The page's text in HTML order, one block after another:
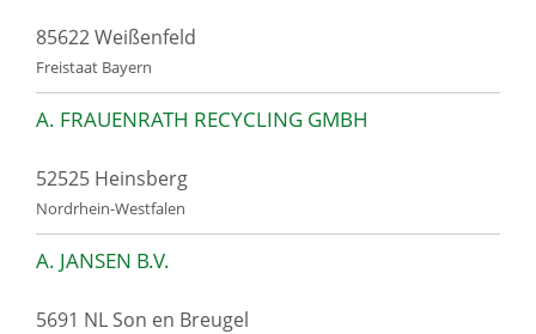
85622 Weißenfeld
Freistaat Bayern
A. FRAUENRATH RECYCLING GMBH
52525 Heinsberg
Nordrhein-Westfalen
A. JANSEN B.V.
5691 NL Son en Breugel